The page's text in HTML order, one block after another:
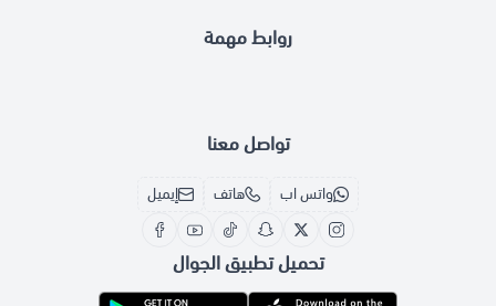
روابط مهمة
تواصل معنا
واتس اب هاتف إيميل
تحميل تطبيق الجوال